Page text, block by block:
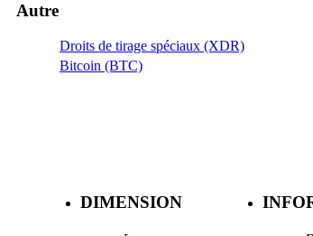
Autre
Droits de tirage spéciaux (XDR)
Bitcoin (BTC)
DIMENSION